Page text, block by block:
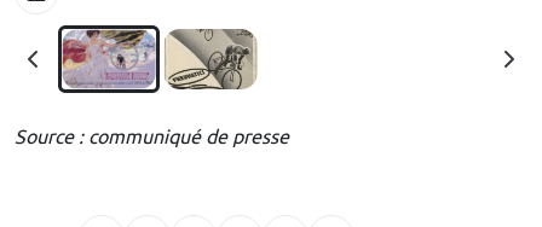
Source : communiqué de presse